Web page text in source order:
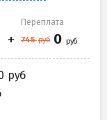
Переплата